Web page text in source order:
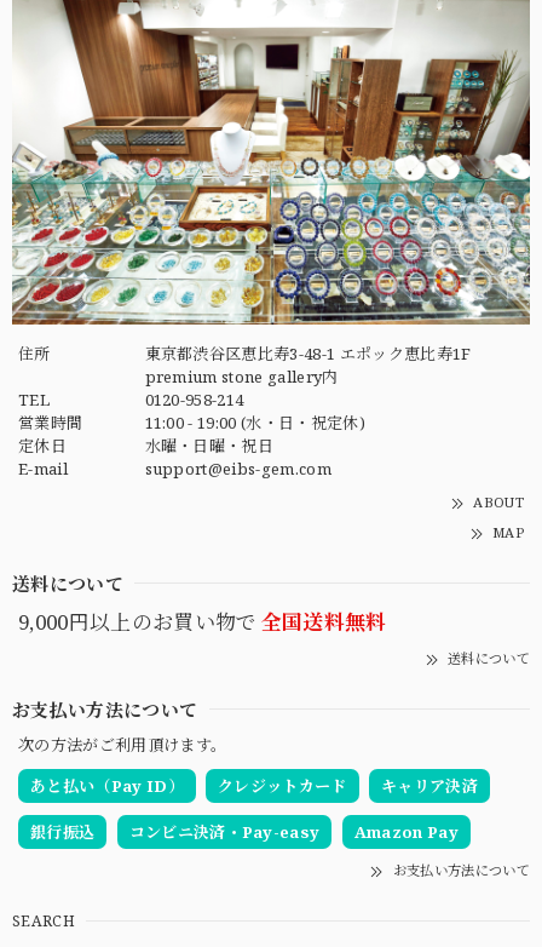
住所
東京都渋谷区恵比寿3-48-1 エポック恵比寿1F
premium stone gallery内
TEL
0120-958-214
営業時間
11:00 - 19:00 (水・日・祝定休)
定休日
水曜・日曜・祝日
E-mail
support@eibs-gem.com
ABOUT
MAP
送料について
9,000円以上のお買い物で 全国送料無料
送料について
お支払い方法について
次の方法がご利用頂けます。
あと払い（Pay ID）
クレジットカード キャリア決済
銀行振込 コンビニ決済・Pay-easy Amazon Pay
お支払い方法について
SEARCH